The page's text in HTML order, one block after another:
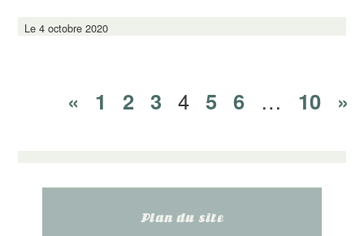
Le 4 octobre 2020
« 1 2 3 4 5 6 … 10 »
Plan du site